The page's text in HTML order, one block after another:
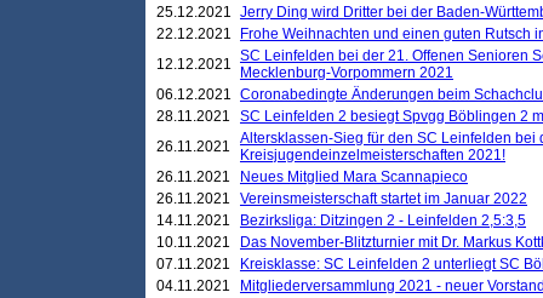
25.12.2021 Jerry Ding wird Dritter bei der Baden-
22.12.2021
Frohe Weihnachten und einen guten Rutsch
12.12.2021 SC Leinfelden bei der 21. Offenen Senioren
Mecklenburg-Vorpommern 2021
06.12.2021 Coronabedingte Änderungen beim
28.11.2021
SC Leinfelden 2 besiegt Spvgg Böblingen 2
26.11.2021
Altersklassen-Sieg für den SC Leinfelden bei
Kreisjugendeinzelmeisterschaften 2021!
26.11.2021
Neues Mitglied Mara Scannapieco
26.11.2021
Vereinsmeisterschaft startet im Januar 2022
14.11.2021
Bezirksliga: Ditzingen 2 - Leinfelden 2,5:3,5
10.11.2021
Das November-Blitzturnier mit Dr. Markus
07.11.2021
Kreisklasse: SC Leinfelden 2 unterliegt SC
04.11.2021
Mitgliederversammlung 2021 - neuer